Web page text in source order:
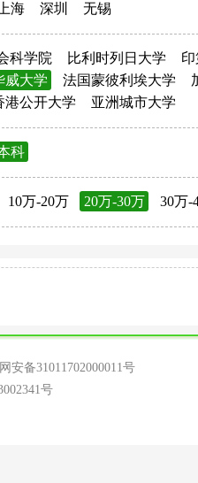
上海 深圳 无锡
科学院 比利时列日大学
威大学 法国蒙彼利埃大学
港公开大学 亚洲城市大学
科
10万-20万 20万-30万 30万-
安备31011702000011号
号